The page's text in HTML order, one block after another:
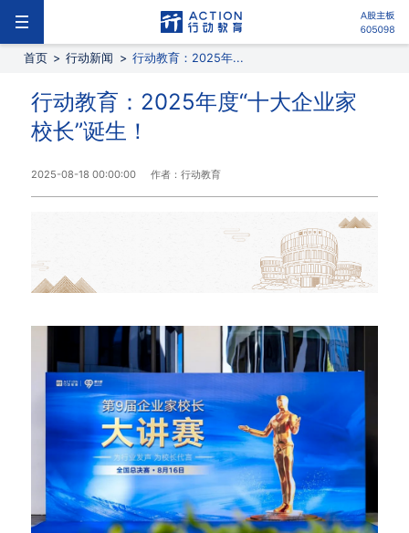
首页 > 行动新闻 > 行动教育：2025年...
行动教育：2025年度“十大企业家
校长”诞生！
2025-08-18 00:00:00 作者：行动教育